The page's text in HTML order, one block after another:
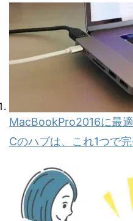
MacBookPro2016に最
Cのハブは、これ1つで